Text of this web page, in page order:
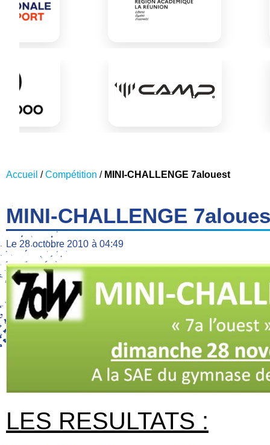
Accueil /Compétition / MINI-CHALLENGE 7alouest
MINI-CHALLENGE
Le 28 octobre 2010 à 04:49
LES RESULTATS :